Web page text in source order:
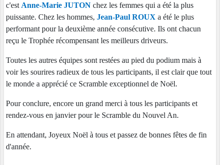
c'est Anne-Marie JUTON chez les femmes qui a été la plus
puissante. Chez les hommes, Jean-Paul ROUX a été le plus
performant pour la deuxième année consécutive. Ils ont chacun
reçu le Trophée récompensant les meilleurs driveurs.
Toutes les autres équipes sont restées au pied du podium mais à
voir les sourires radieux de tous les participants, il est clair que tout
le monde a apprécié ce Scramble exceptionnel de Noël.
Pour conclure, encore un grand merci à tous les participants et
rendez-vous en janvier pour le Scramble du Nouvel An.
En attendant, Joyeux Noël à tous et passez de bonnes fêtes de fin
d'année.